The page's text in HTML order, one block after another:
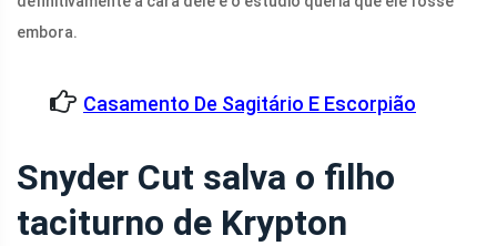
embora.
Casamento De Sagitário E Escorpião
Snyder Cut salva o filho
taciturno de Krypton